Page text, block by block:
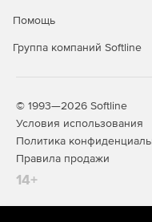
Работа в 2D
окно,
Помощь
Группа компаний Softline
© 1993—2026 Softline
Условия использования
Политика
Правила продажи
14+